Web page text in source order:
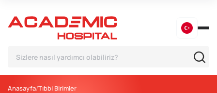
Anasayfa Tıbbi Birimler